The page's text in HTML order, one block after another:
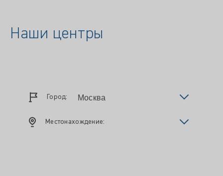
Наши центры
Город:
Местонахождение: